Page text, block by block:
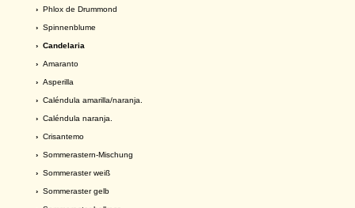
› Phlox de Drummond
› Spinnenblume
› Candelaria
› Amaranto
› Asperilla
› Caléndula amarilla/naranja.
› Caléndula naranja.
› Crisantemo
› Sommerastern-Mischung
› Sommeraster weiß
› Sommeraster gelb